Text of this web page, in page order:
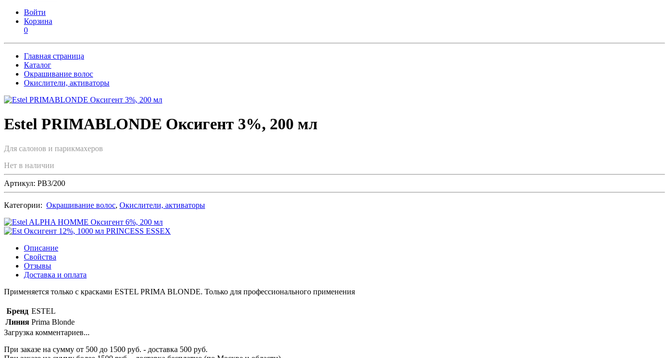
Войти
Корзина
0
Главная страница
Каталог
Окрашивание волос
Окислители, активаторы
Estel PRIMABLONDE Оксигент 3%, 200 мл
Для салонов и парикмахеров
Нет в наличии
Артикул: PB3/200
Категории: Окрашивание волос, Окислители, активаторы
Описание
Свойства
Отзывы
Доставка и оплата
Применяется только с красками ESTEL PRIMA BLONDE. Только для профессионального применения
Бренд ESTEL
Линия Prima Blonde
Загрузка комментариев...
При заказе на сумму от 500 до 1500 руб. - доставка 500 руб.